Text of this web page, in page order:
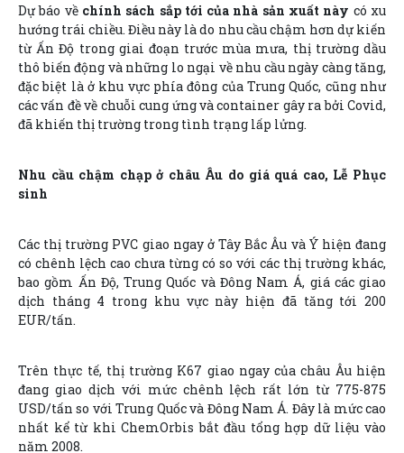
Dự báo về chính sách sắp tới của nhà sản xuất này có xu
hướng trái chiều. Điều này là do nhu cầu chậm hơn dự kiến
từ Ấn Độ trong giai đoạn trước mùa mưa, thị trường dầu
thô biến động và những lo ngại về nhu cầu ngày càng tăng,
đặc biệt là ở khu vực phía đông của Trung Quốc, cũng như
các vấn đề về chuỗi cung ứng và container gây ra bởi Covid,
đã khiến thị trường trong tình trạng lấp lửng.
Nhu cầu chậm chạp ở châu Âu do giá quá cao, Lễ Phục
sinh
Các thị trường PVC giao ngay ở Tây Bắc Âu và Ý hiện đang
có chênh lệch cao chưa từng có so với các thị trường khác,
bao gồm Ấn Độ, Trung Quốc và Đông Nam Á, giá các giao
dịch tháng 4 trong khu vực này hiện đã tăng tới 200
EUR/tấn.
Trên thực tế, thị trường K67 giao ngay của châu Âu hiện
đang giao dịch với mức chênh lệch rất lớn từ 775-875
USD/tấn so với Trung Quốc và Đông Nam Á. Đây là mức cao
nhất kể từ khi ChemOrbis bắt đầu tổng hợp dữ liệu vào
năm 2008.